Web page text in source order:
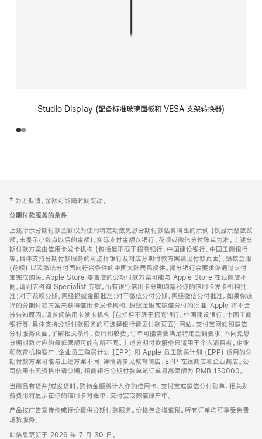
Studio Display (配备标准玻璃面板和 VESA 支架转换器)
页
页
脚
注
‡ 为近似值。金额可能随时间变动。
分期付款服务的条件
上述所示分期付款金额仅为使用特定期数免息分期付款估算得出的示例 (仅显示整数数
额，未显示小数点以后的金额)，实际支付金额以银行、花呗或微信分付账单为准。上述分
期付款方案由信用卡发卡机构 (包括但不限于招商银行、中国建设银行、中国工商银行
等，具体支持分期付款服务的可选择银行及对应分期付款方案请见付款页面)、蚂蚁金服
(花呗) 以及微信分付面向符合条件的中国大陆居民提供。部分银行会要求你通过支付
宝完成购买。Apple Store 零售店的分期付款方案可能与 Apple Store 在线商店不
同，请到店咨询 Specialist 专家。所有银行信用卡分期均需经你的信用卡发卡机构批
准；对于花呗分期，需经蚂蚁金服批准；对于微信分付分期，需经微信分付批准。如果你选
择的分期付款方案未获得信用卡发卡机构、蚂蚁金服或微信分付的批准，Apple 将不会
被告知原因。请参阅信用卡发卡机构 (包括但不限于招商银行、中国建设银行、中国工商
银行等，具体支持分期付款服务的可选择银行请见付款页面) 网站、支付宝网站和微信
分付服务页面，了解相关条件、费用和收费。订单可能需要满足特定金额要求，不同免息
分期期数对应的最低限额可能有所不同。上述分期付款服务只适用于个人消费者。企业
和教育机构客户、企业员工购买计划 (EPP) 和 Apple 员工购买计划 (EPP) 适用的分
期付款方案可能与上述方案不同，详情请参见教育商店、EPP 在线商店和企业商店。公
司信用卡无资格申请分期。招商银行分期付款单笔订单最高限额为 RMB 150000。
当商品有货并/或发货时，购物金额将计入你的信用卡、支付宝或微信分付账单。相关财
务费用将显示在你的信用卡对账单、支付宝或微信账户中。
产品按广告宣传价或标价提供分期付款服务。价格包含增值税。所有订单均可享受免费
送货服务。
此信息更新于 2026 年 7 月 30 日。